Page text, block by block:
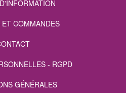
ET COMMANDES
- RGPD
GÉNÉRALES